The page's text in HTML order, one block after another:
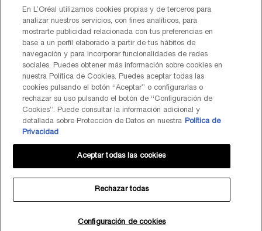
Opción de compra
€ - ES (ES)
© Lancôme 2026
Black Friday
En L’Oréal utilizamos cookies propias y de terceros para
analizar nuestros servicios, con fines analíticos, para
mostrarte publicidad relacionada con tus preferencias en
base a un perfil elaborado a partir de tus hábitos de
navegación y para incorporar funcionalidades de redes
sociales. Puedes obtener más información sobre cookies en
nuestra Política de Cookies. Puedes aceptar todas las
cookies pulsando el botón “Aceptar” o configurarlas o
rechazar su uso pulsando el botón de “Configuración de
Cookies”. Puede consultar la información adicional y
detallada sobre Protección de Datos en nuestra Política de
Privacidad
Configuración de cookies
Rechazar todas
Aceptar todas las cookies